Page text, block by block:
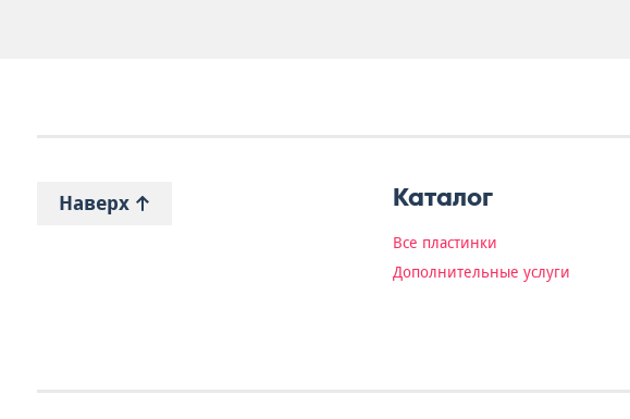
Наверх Каталог
Все пластинки
Дополнительные услуги